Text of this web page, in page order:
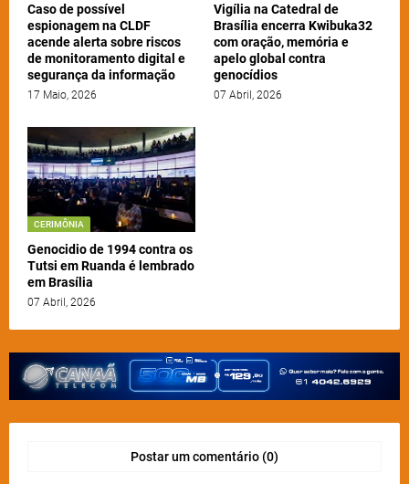
Caso de possível
espionagem na CLDF
acende alerta sobre riscos
de monitoramento digital e
segurança da informação
17 Maio, 2026
Vigília na Catedral de
Brasília encerra Kwibuka32
com oração, memória e
apelo global contra
genocídios
07 Abril, 2026
CERIMÔNIA
Genocidio de 1994 contra os
Tutsi em Ruanda é lembrado
em Brasília
07 Abril, 2026
Postar um comentário (0)